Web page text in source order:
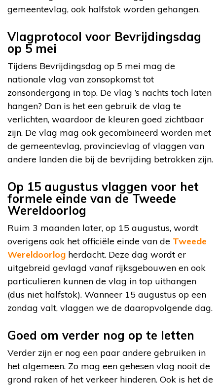
gemeentevlag, ook halfstok worden gehangen.
Vlagprotocol voor Bevrijdingsdag
op 5 mei
Tijdens Bevrijdingsdag op 5 mei mag de
nationale vlag van zonsopkomst tot
zonsondergang in top. De vlag ’s nachts toch laten
hangen? Dan is het een gebruik de vlag te
verlichten, waardoor de kleuren goed zichtbaar
zijn. De vlag mag ook gecombineerd worden met
de gemeentevlag, provincievlag of vlaggen van
andere landen die bij de bevrijding betrokken zijn.
Op 15 augustus vlaggen voor het
formele einde van de Tweede
Wereldoorlog
Ruim 3 maanden later, op 15 augustus, wordt
overigens ook het officiële einde van de Tweede
Wereldoorlog herdacht. Deze dag wordt er
uitgebreid gevlagd vanaf rijksgebouwen en ook
particulieren kunnen de vlag in top uithangen
(dus niet halfstok). Wanneer 15 augustus op een
zondag valt, vlaggen we de daaropvolgende dag.
Goed om verder nog op te letten
Verder zijn er nog een paar andere gebruiken in
het algemeen. Zo mag een gehesen vlag nooit de
grond raken of het verkeer hinderen. Ook is het de